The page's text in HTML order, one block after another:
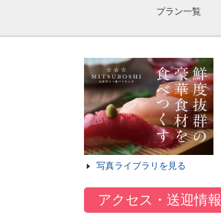
プラン一覧
写真ライブラリを見る
アクセス・送迎情報